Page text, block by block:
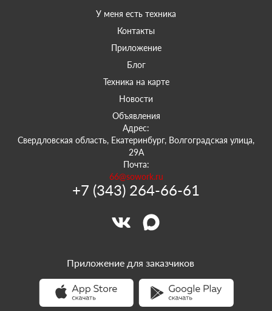
У меня есть техника
Контакты
Приложение
Блог
Техника на карте
Новости
Объявления
Адрес:
Свердловская область, Екатеринбург, Волгоградская улица,
29А
Почта:
66@sowork.ru
+7 (343) 264-66-61
Приложение для заказчиков